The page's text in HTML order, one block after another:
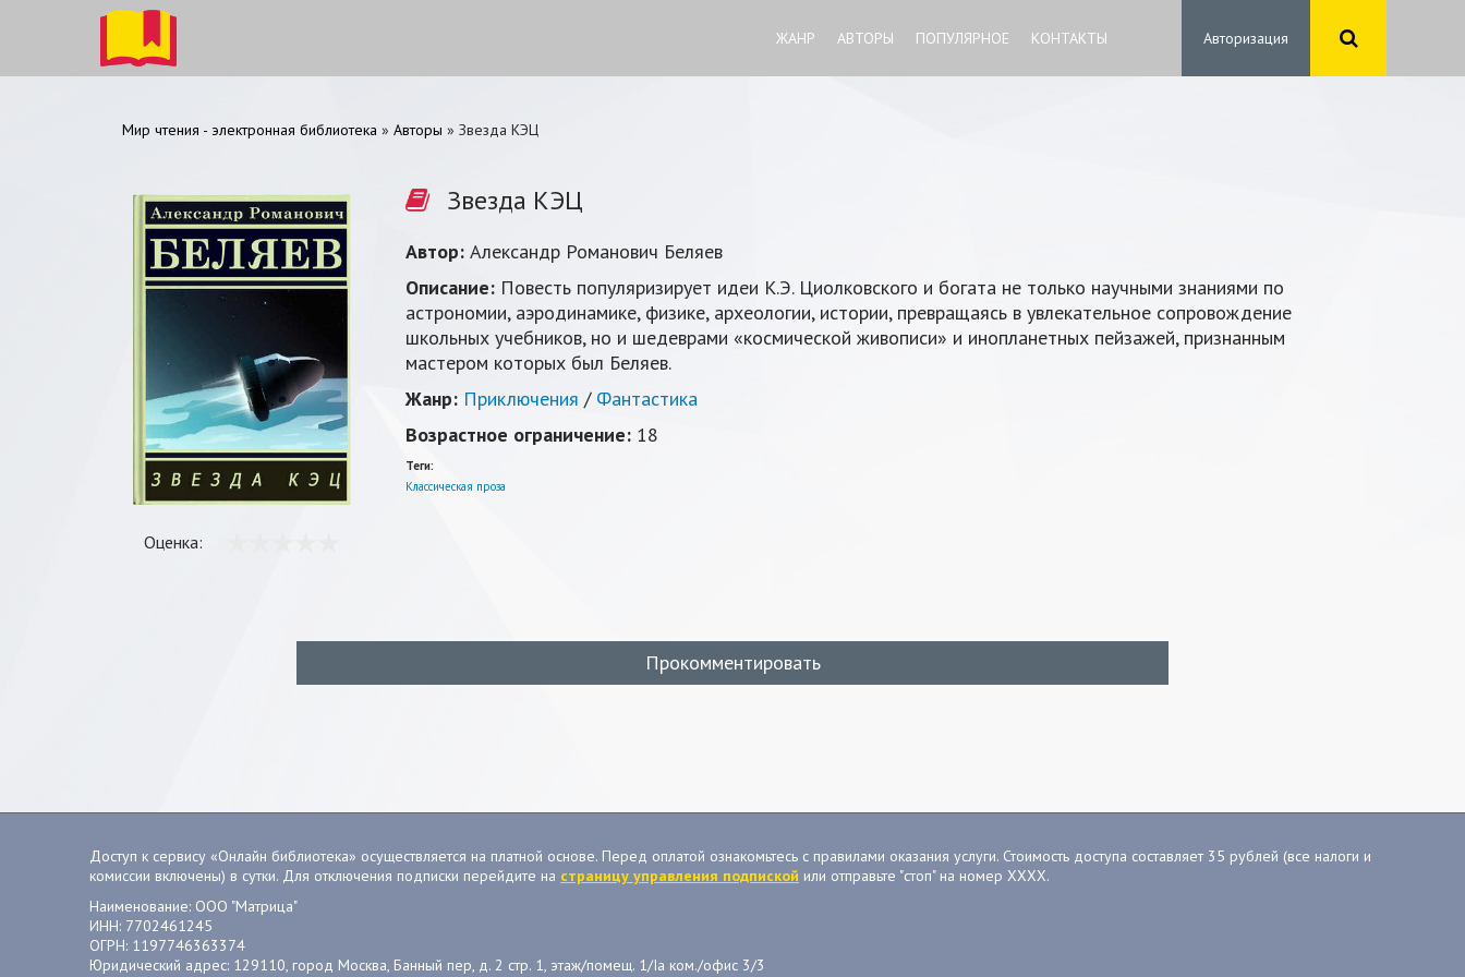
ЖАНР АВТОРЫ ПОПУЛЯРНОЕ КОНТАКТЫ Авторизация
Мир чтения - электронная библиотека » Авторы » Звезда КЭЦ
Звезда КЭЦ
Автор: Александр Романович Беляев
Описание: Повесть популяризирует идеи К.Э. Циолковского и богата не только научными знаниями по
астрономии, аэродинамике, физике, археологии, истории, превращаясь в увлекательное сопровождение
школьных учебников, но и шедеврами «космической живописи» и инопланетных пейзажей, признанным
мастером которых был Беляев.
Жанр: Приключения / Фантастика
Возрастное ограничение: 18
Теги:
Классическая проза
Оценка:
Прокомментировать
Доступ к сервису «Онлайн библиотека» осуществляется на платной основе. Перед оплатой ознакомьтесь с правилами оказания услуги. Стоимость доступа составляет 35 рублей (все налоги и
комиссии включены) в сутки. Для отключения подписки перейдите на страницу управления подпиской или отправьте "стоп" на номер ХХХХ.
Наименование: ООО "Матрица"
ИНН: 7702461245
ОГРН: 1197746363374
Юридический адрес: 129110, город Москва, Банный пер, д. 2 стр. 1, этаж/помещ. 1/Iа ком./офис 3/3